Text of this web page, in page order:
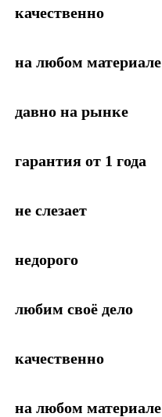
качественно
на любом материале
давно на рынке
гарантия от 1 года
не слезает
недорого
любим своё дело
качественно
на любом материале